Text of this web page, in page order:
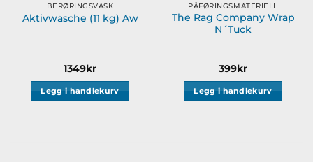
BERØRINGSVASK
Aktivwäsche (11 kg) Aw
1349kr
Legg i handlekurv
PÅFØRINGSMATERIELL
The Rag Company Wrap
N´Tuck
399kr
Legg i handlekurv